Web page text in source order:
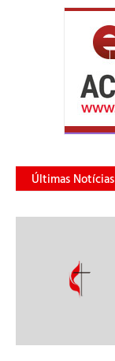
Últimas Notícias